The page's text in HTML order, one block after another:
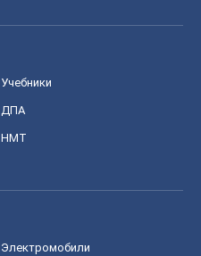
Учебники
ДПА
НМТ
Электромобили